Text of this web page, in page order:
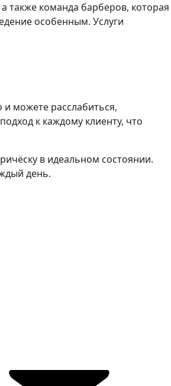
также команда барберов, которая
особенным. Услуги
можете расслабиться,
к каждому клиенту, что
в идеальном состоянии.
день.